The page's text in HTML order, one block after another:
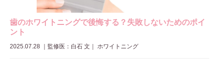
歯のホワイトニングで後悔する？失敗しないためのポイ
ント
2025.07.28 監修医：白石 文 ｜ ホワイトニング